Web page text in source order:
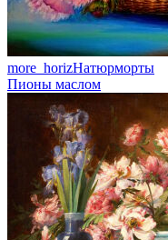
more_horizНатюрморты
Пионы маслом